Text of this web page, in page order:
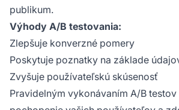
publikum.
Výhody A/B testovania:
Zlepšuje konverzné pomery
Poskytuje poznatky na základe
Zvyšuje používateľskú skúsenosť
Pravidelným vykonávaním A/B